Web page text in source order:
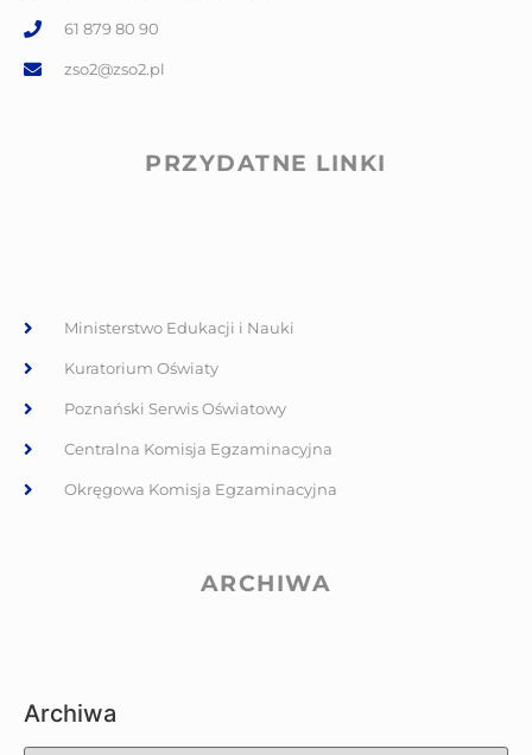
61 879 80 90
zso2@zso2.pl
PRZYDATNE LINKI
Ministerstwo Edukacji i Nauki
Kuratorium Oświaty
Poznański Serwis Oświatowy
Centralna Komisja Egzaminacyjna
Okręgowa Komisja Egzaminacyjna
ARCHIWA
Archiwa